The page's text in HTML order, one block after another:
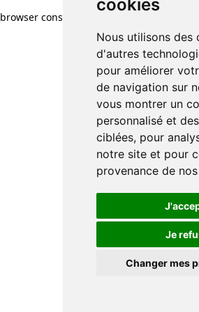
cookies
Nous utilisons des
d'autres
pour améliorer
de navigation sur
vous montrer un
personnalisé et
ciblées, pour
notre site et pour
provenance de
Je
Changer mes
browser console for more information)